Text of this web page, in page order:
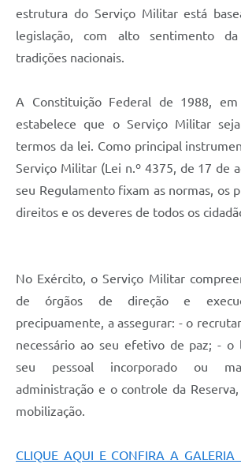
estrutura do Serviço Militar está
legislação, com alto sentimento
tradições nacionais.
A Constituição Federal de 1988,
estabelece que o Serviço Militar
termos da lei. Como principal
Serviço Militar (Lei n.º 4375, de 17 de
seu Regulamento fixam as normas, os
direitos e os deveres de todos os
No Exército, o Serviço Militar
de órgãos de direção e
precipuamente, a assegurar: - o
necessário ao seu efetivo de paz; - o
seu pessoal incorporado ou
administração e o controle da
mobilização.
CLIQUE AQUI E CONFIRA A GALERIA